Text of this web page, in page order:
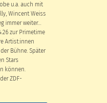
u.a. auch mit
Wincent Weiss
immer weiter…
zur Primetime
Artist:innen
Bühne. Später
Stars
können.
ZDF-